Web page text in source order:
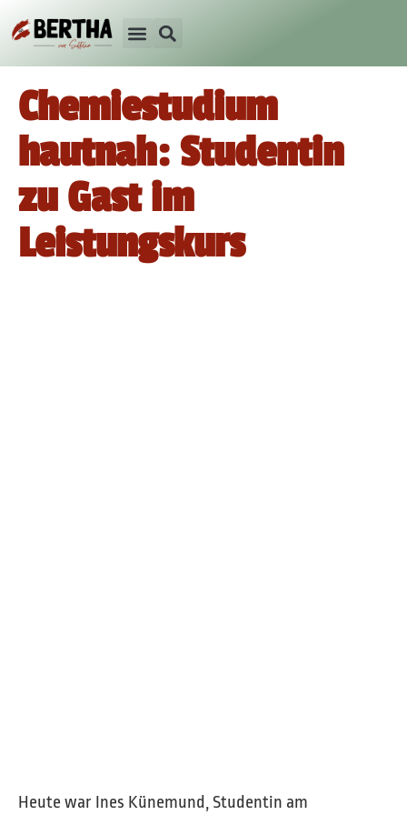
Chemiestudium
hautnah: Studentin
zu Gast im
Leistungskurs
Heute war Ines Künemund, Studentin am